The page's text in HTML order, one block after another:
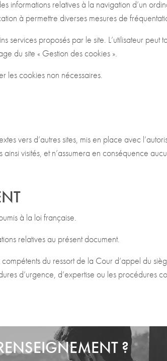
informations relatives à la navigation d’un
à permettre diverses mesures de
services proposés par le site. L’utilisateur
du site « Gestion des cookies ».
les cookies non nécessaires.
vers d’autres sites, mis en place avec
visités, et n’assumera en conséquence
à la loi française.
relatives au présent document.
du ressort de la Cour d’appel du
d’urgence, d’expertise ou les procédures
?